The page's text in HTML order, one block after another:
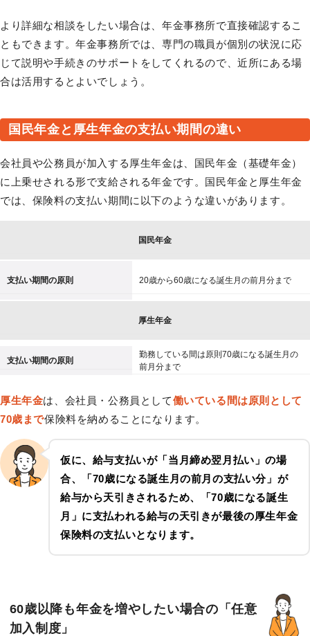
より詳細な相談をしたい場合は、年金事務所で直接確認するこ
ともできます。年金事務所では、専門の職員が個別の状況に応
じて説明や手続きのサポートをしてくれるので、近所にある場
合は活用するとよいでしょう。
国民年金と厚生年金の支払い期間の違い
会社員や公務員が加入する厚生年金は、国民年金（基礎年金）
に上乗せされる形で支給される年金です。国民年金と厚生年金
では、保険料の支払い期間に以下のような違いがあります。
国民年金
支払い期間の原則 20歳から60歳になる誕生月の前月分まで
厚生年金
支払い期間の原則
勤務している間は原則70歳になる誕生月の
前月分まで
厚生年金は、会社員・公務員として働いている間は原則として
70歳まで保険料を納めることになります。
仮に、給与支払いが「当月締め翌月払い」の場
合、「70歳になる誕生月の前月の支払い分」が
給与から天引きされるため、「70歳になる誕生
月」に支払われる給与の天引きが最後の厚生年金
保険料の支払いとなります。
60歳以降も年金を増やしたい場合の「任意
加入制度」